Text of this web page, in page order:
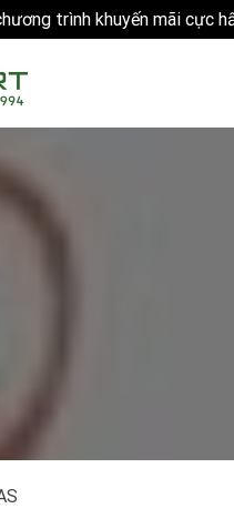
trình khuyến mãi cực